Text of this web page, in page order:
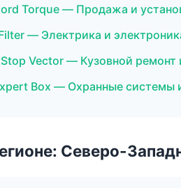
Torque — Продажа и
— Электрика и
Vector — Кузовной ремонт
Box — Охранные системы
Северо-